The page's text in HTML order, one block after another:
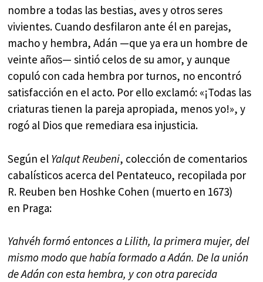
nombre a todas las bestias, aves y otros seres
vivientes. Cuando desfilaron ante él en parejas,
macho y hembra, Adán —que ya era un hombre de
veinte años— sintió celos de su amor, y aunque
copuló con cada hembra por turnos, no encontró
satisfacción en el acto. Por ello exclamó: «¡Todas las
criaturas tienen la pareja apropiada, menos yo!», y
rogó al Dios que remediara esa injusticia.
Según el Yalqut Reubeni, colección de comentarios
cabalísticos acerca del Pentateuco, recopilada por
R. Reuben ben Hoshke Cohen (muerto en 1673)
en Praga:
Yahvéh formó entonces a Lilith, la primera mujer, del
mismo modo que había formado a Adán. De la unión
de Adán con esta hembra, y con otra parecida